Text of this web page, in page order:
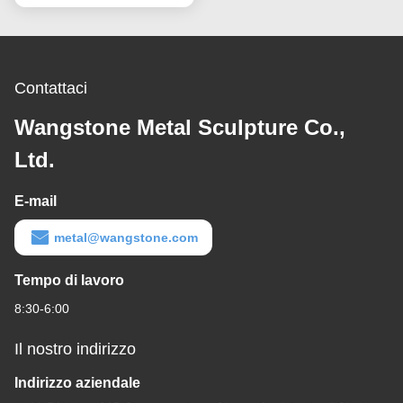
Contattaci
Wangstone Metal Sculpture Co.,
Ltd.
E-mail
metal@wangstone.com
Tempo di lavoro
8:30-6:00
Il nostro indirizzo
Indirizzo aziendale